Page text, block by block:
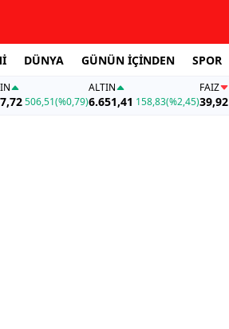
DÜNYA GÜNÜN İÇİNDEN SPOR
506,51(%0,79)
ALTIN
6.651,41 158,83(%2,45)
FAİZ
39,92